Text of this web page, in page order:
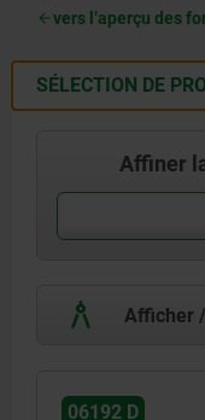
vers l’aperçu des
SÉLECTION DE
Affiner
Afficher
06192 D